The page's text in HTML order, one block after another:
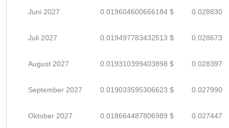
Juni 2027 0.019604600666184 $
Juli 2027 0.019497783432513 $
August 2027 0.019310399403898 $
September 2027 0.019033595306623 $
Oktober 2027 0.018664487806989 $